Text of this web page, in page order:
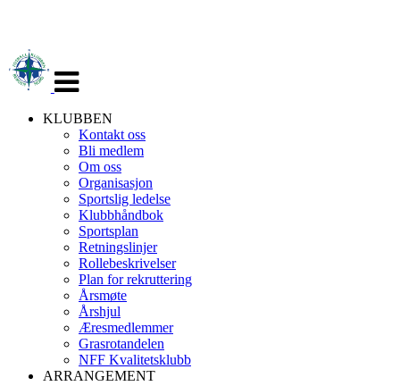
navigasjon
KLUBBEN
Kontakt oss
Bli medlem
Om oss
Organisasjon
Sportslig ledelse
Klubbhåndbok
Sportsplan
Retningslinjer
Rollebeskrivelser
Plan for rekruttering
Årsmøte
Årshjul
Æresmedlemmer
Grasrotandelen
NFF Kvalitetsklubb
ARRANGEMENT